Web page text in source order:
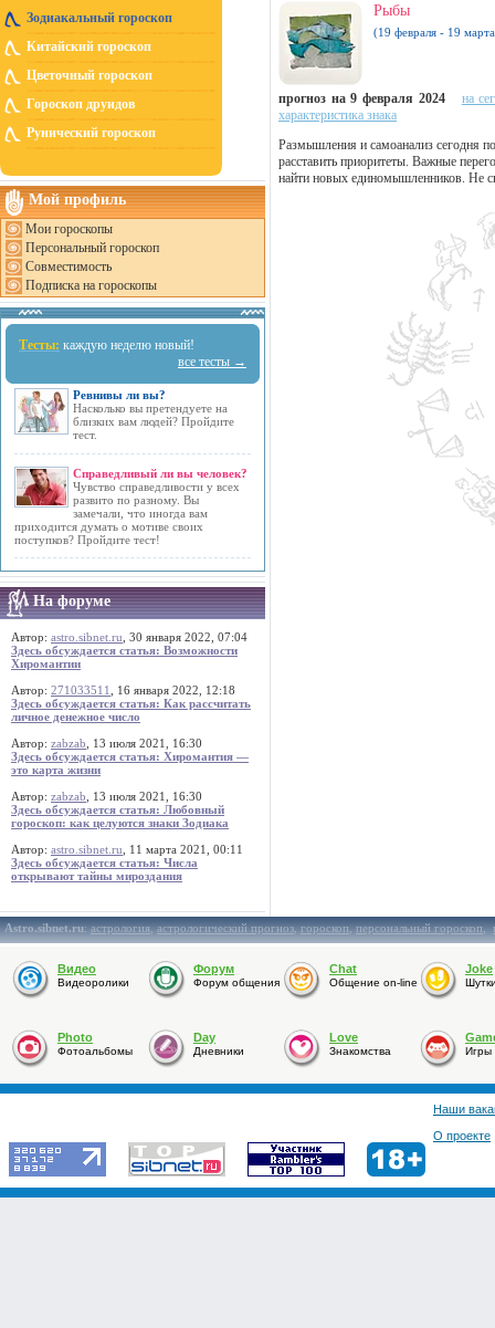
Зодиакальный гороскоп
Китайский гороскоп
Цветочный гороскоп
Гороскоп друидов
Рунический гороскоп
Мой профиль
Мои гороскопы
Персональный гороскоп
Совместимость
Подписка на гороскопы
Тесты: каждую неделю новый!
все тесты →
Ревнивы ли вы?
Насколько вы претендуете на
близких вам людей? Пройдите
тест.
Справедливый ли вы человек?
Чувство справедливости у всех
развито по разному. Вы
замечали, что иногда вам
приходится думать о мотиве своих
поступков? Пройдите тест!
На форуме
Автор: astro.sibnet.ru , 30 января 2022, 07:04
Здесь обсуждается статья: Возможности
Хиромантии
Автор: 271033511
, 16 января 2022, 12:18
Здесь обсуждается статья: Как рассчитать
личное денежное число
Автор: zabzab , 13 июля 2021, 16:30
Здесь обсуждается статья: Хиромантия —
это карта жизни
Автор: zabzab , 13 июля 2021, 16:30
Здесь обсуждается статья: Любовный
гороскоп: как целуются знаки Зодиака
Автор: astro.sibnet.ru , 11 марта 2021, 00:11
Здесь обсуждается статья: Числа
открывают тайны мироздания
Рыбы
(19 февраля - 19
прогноз на 9 февраля 2024
на
характеристика знака
Размышления и самоанализ сегодня
расставить приоритеты. Важные
найти новых единомышленников. Не
Astro.sibnet.ru:астрология,астрологический прогноз,гороскоп,персональный гороскоп,
Видео
Видеоролики
Форум
Форум общения
Chat
Общение on-line
Joke
Photo
Фотоальбомы
Day
Дневники
Love
Знакомства Игры
Наши
О проекте